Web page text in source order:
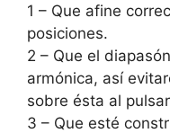
1 – Que afine
posiciones.
2 – Que el
armónica, así
sobre ésta al
3 – Que esté